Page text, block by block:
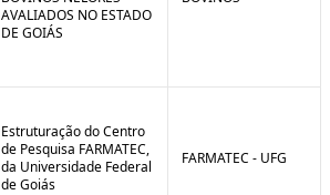
AVALIADOS NO ESTADO
DE GOIÁS
Estruturação do Centro
de Pesquisa FARMATEC,
da Universidade Federal
de Goiás
FARMATEC - UFG